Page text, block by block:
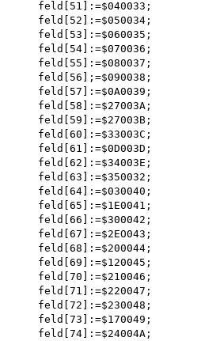
    feld[51]:=$040033;
    feld[52]:=$050034;
    feld[53]:=$060035;
    feld[54]:=$070036;
    feld[55]:=$080037;
    feld[56];=$090038;
    feld[57]:=$0A0039;
    feld[58]:=$27003A;
    feld[59]:=$27003B;
    feld[60]:=$33003C;
    feld[61]:=$0D003D;
    feld[62]:=$34003E;
    feld[63]:=$350032;
    feld[64]:=$030040;
    feld[65]:=$1E0041;
    feld[66]:=$300042;
    feld[67]:=$2EO043;
    feld[68]:=$200044;
    feld[69]:=$120045;
    feld[70]:=$210046;
    feld[71]:=$220047;
    feld[72]:=$230048;
    feld[73]:=$170049;
    feld[74]:=$24004A;